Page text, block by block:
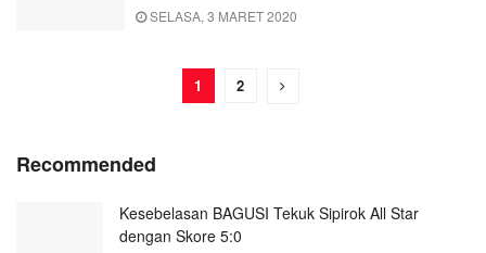
SELASA, 3 MARET 2020
1 2
Recommended
Kesebelasan BAGUSI Tekuk Sipirok All Star
dengan Skore 5:0